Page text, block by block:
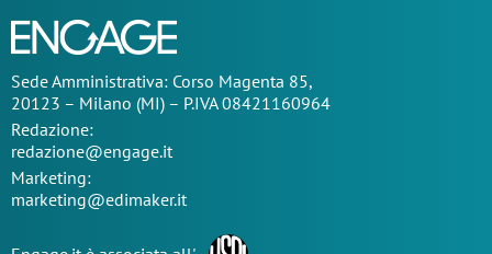
SedeAmministrativa: Corso Magenta 85,
20123 – Milano (MI) – P.IVA 08421160964
Redazione:
redazione@engage.it
Marketing:
marketing@edimaker.it